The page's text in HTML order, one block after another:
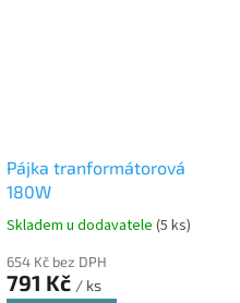
Pájka tranformátorová
180W
Skladem u dodavatele (5 ks)
654 Kč bez DPH
791 Kč / ks